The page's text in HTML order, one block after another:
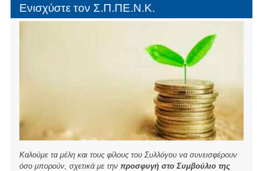
Ακριβό
ηλεκτροδότηση
Ενισχύστε τον Σ.Π.ΠΕ.Ν.Κ.
Καλούμε τα μέλη και τους φίλους του Συλλόγου να συνεισφέρουν
όσο μπορούν, σχετικά με την προσφυγή στο Συμβούλιο της